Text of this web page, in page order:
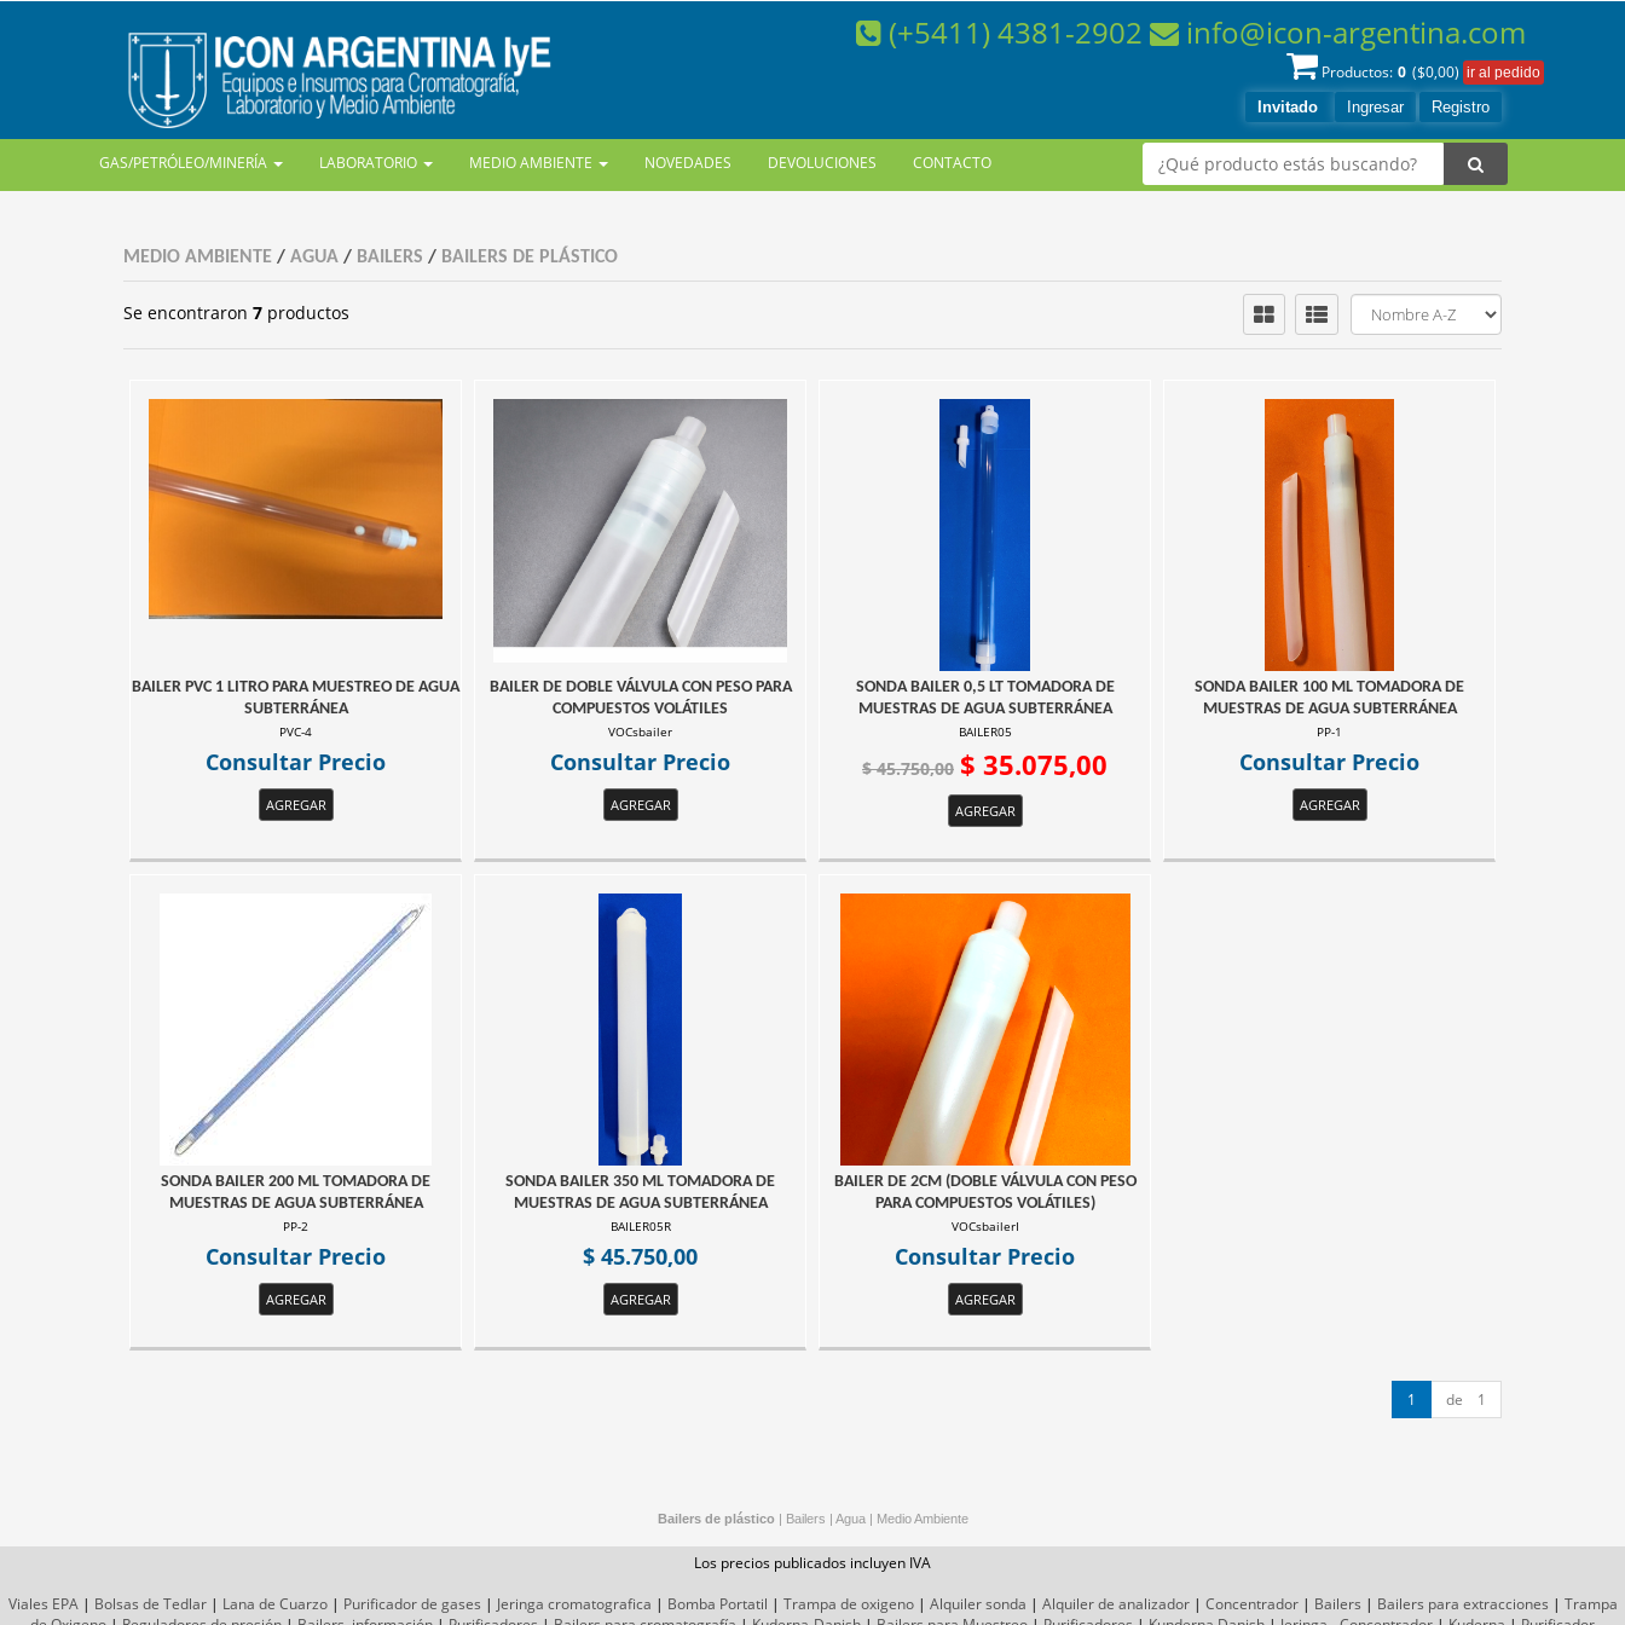
Invitado Ingresar Registro
Productos: 0 ($0,00)
GAS/PETRÓLEO/MINERÍA LABORATORIO MEDIO AMBIENTE NOVEDADES DEVOLUCIONES CONTACTO
(+5411) 4381-2902 info@icon-argentina.com
MEDIO AMBIENTE / AGUA / BAILERS / BAILERS DE PLÁSTICO
Se encontraron 7 productos
BAILER PVC 1 LITRO PARA MUESTREO DE AGUA
SUBTERRÁNEA
PVC-4
Consultar Precio
AGREGAR
BAILER DE DOBLE VÁLVULA CON PESO PARA
COMPUESTOS VOLÁTILES
VOCsbailer
Consultar Precio
AGREGAR
SONDA BAILER 0,5 LT TOMADORA DE
MUESTRAS DE AGUA SUBTERRÁNEA
BAILER05
$ 45.750,00 $ 35.075,00
AGREGAR
SONDA BAILER 100 ML TOMADORA DE
MUESTRAS DE AGUA SUBTERRÁNEA
PP-1
Consultar Precio
AGREGAR
SONDA BAILER 200 ML TOMADORA DE
MUESTRAS DE AGUA SUBTERRÁNEA
PP-2
Consultar Precio
AGREGAR
SONDA BAILER 350 ML TOMADORA DE
MUESTRAS DE AGUA SUBTERRÁNEA
BAILER05R
$ 45.750,00
AGREGAR
BAILER DE 2CM (DOBLE VÁLVULA CON PESO
PARA COMPUESTOS VOLÁTILES)
VOCsbailerI
Consultar Precio
AGREGAR
1 de 1
Bailers de plástico | Bailers | Agua| Medio Ambiente
Los precios publicados incluyen IVA
Viales EPA| Bolsas de Tedlar| Lana de Cuarzo| Purificador de gases | Jeringa cromatografica | Bomba Portatil | Trampa de oxigeno| Alquiler sonda | Alquiler de analizador| Concentrador| Bailers | Bailers para extracciones | Trampa